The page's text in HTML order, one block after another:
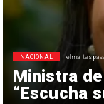
Ministra
“Escucha
NACIONAL el martes